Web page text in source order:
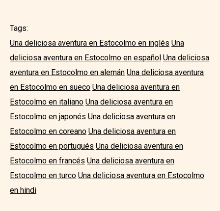
Tags:
Una deliciosa aventura en Estocolmo en inglés Una
deliciosa aventura en Estocolmo en español Una deliciosa
aventura en Estocolmo en alemán Una deliciosa aventura
en Estocolmo en sueco Una deliciosa aventura en
Estocolmo en italiano Una deliciosa aventura en
Estocolmo en japonés Una deliciosa aventura en
Estocolmo en coreano Una deliciosa aventura en
Estocolmo en portugués Una deliciosa aventura en
Estocolmo en francés Una deliciosa aventura en
Estocolmo en turco Una deliciosa aventura en Estocolmo
en hindi